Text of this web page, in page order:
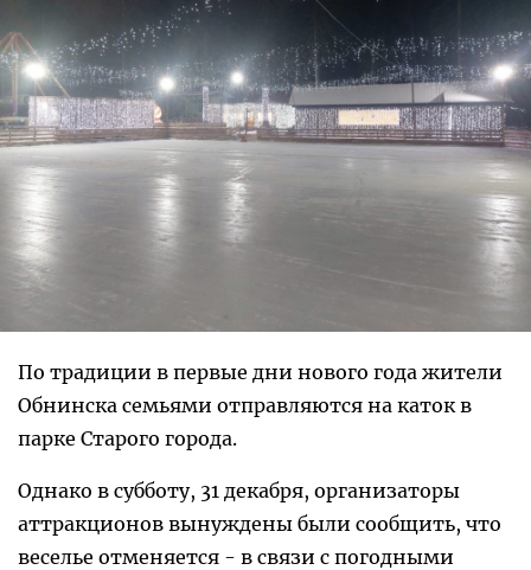
По традиции в первые дни нового года жители
Обнинска семьями отправляются на каток в
парке Старого города.
Однако в субботу, 31 декабря, организаторы
аттракционов вынуждены были сообщить, что
веселье отменяется - в связи с погодными